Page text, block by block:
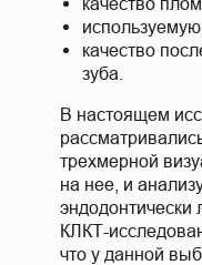
качество
зуба.
В настоящем
трехмерной
на нее, и
КЛКТ-
что у данной